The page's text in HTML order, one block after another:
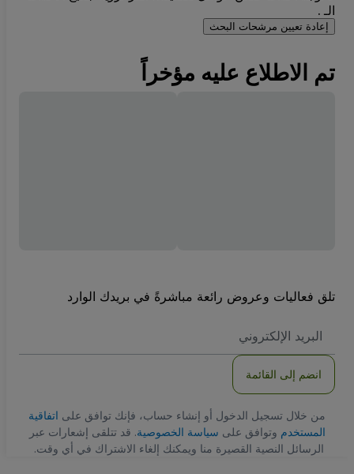
الـ .
إعادة تعيين مرشحات البحث
تم الاطلاع عليه مؤخراً
تلق فعاليات وعروض رائعة مباشرةً في بريدك الوارد
الاكتروني
انضم إلى القائمة
من خلال تسجيل الدخول أو إنشاء حساب، فإنك توافق على اتفاقية
المستخدم وتوافق على سياسة الخصوصية. قد تتلقى إشعارات عبر
الرسائل النصية القصيرة منا ويمكنك إلغاء الاشتراك في أي وقت.